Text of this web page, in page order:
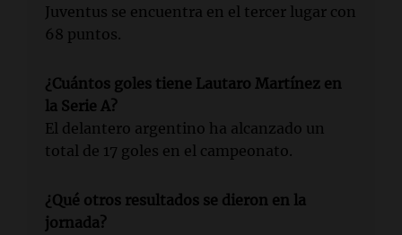
Juventus se encuentra en el tercer lugar con
68 puntos.
¿Cuántos goles tiene Lautaro Martínez en
la Serie A?
El delantero argentino ha alcanzado un
total de 17 goles en el campeonato.
¿Qué otros resultados se dieron en la
jornada?